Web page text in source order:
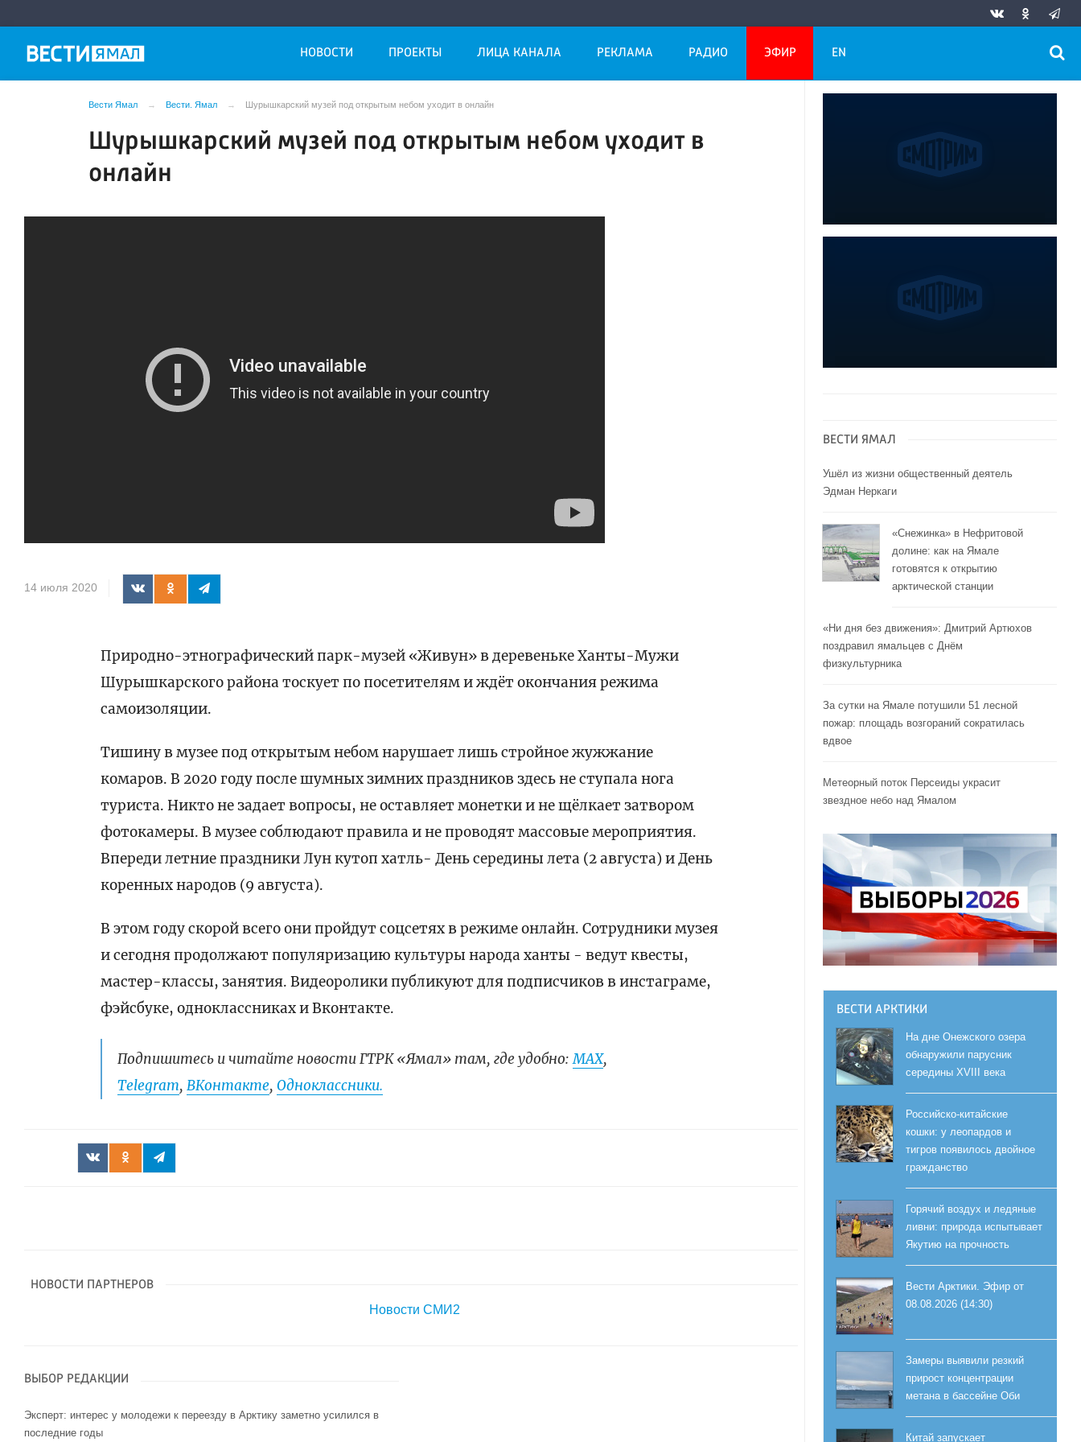
НОВОСТИ ПРОЕКТЫ ЛИЦА КАНАЛА РЕКЛАМА РАДИО ЭФИР EN
Вести Ямал Вести. Ямал Шурышкарский музей под открытым небом уходит в онлайн
Шурышкарский музей под открытым небом уходит в
онлайн
14 июля 2020
Природно-этнографический парк-музей «Живун» в деревеньке Ханты-Мужи
Шурышкарского района тоскует по посетителям и ждёт окончания режима
самоизоляции.
Тишину в музее под открытым небом нарушает лишь стройное жужжание
комаров. В 2020 году после шумных зимних праздников здесь не ступала нога
туриста. Никто не задает вопросы, не оставляет монетки и не щёлкает затвором
фотокамеры. В музее соблюдают правила и не проводят массовые мероприятия.
Впереди летние праздники Лун кутоп хатль- День середины лета (2 августа) и День
коренных народов (9 августа).
В этом году скорой всего они пройдут соцсетях в режиме онлайн. Сотрудники музея
и сегодня продолжают популяризацию культуры народа ханты - ведут квесты,
мастер-классы, занятия. Видеоролики публикуют для подписчиков в инстаграме,
фэйсбуке, одноклассниках и Вконтакте.
Подпишитесь и читайте новости ГТРК «Ямал» там, где удобно:МАХ,
Telegram,ВКонтакте,Одноклассники.
НОВОСТИ ПАРТНЕРОВ
Новости СМИ2
ВЫБОР РЕДАКЦИИ
Эксперт: интерес у молодежи к переезду в Арктику заметно усилился в
последние годы
ВЕСТИ ЯМАЛ
Ушёл из жизни общественный деятель
Эдман Неркаги
«Снежинка» в Нефритовой
долине: как на Ямале
готовятся к открытию
арктической станции
«Ни дня без движения»: Дмитрий Артюхов
поздравил ямальцев с Днём
физкультурника
За сутки на Ямале потушили 51 лесной
пожар: площадь возгораний сократилась
вдвое
Метеорный поток Персеиды украсит
звездное небо над Ямалом
ВЕСТИ АРКТИКИ
На дне Онежского озера
обнаружили парусник
середины XVIII века
Российско-китайские
кошки: у леопардов и
тигров появилось двойное
гражданство
Горячий воздух и ледяные
ливни: природа испытывает
Якутию на прочность
Вести Арктики. Эфир от
08.08.2026 (14:30)
Замеры выявили резкий
прирост концентрации
метана в бассейне Оби
Китай запускает